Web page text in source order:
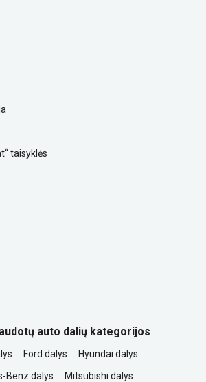
taisyklės
auto dalių kategorijos
Ford dalys
Hyundai dalys
Benz dalys
Mitsubishi dalys